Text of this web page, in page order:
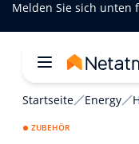
Melden Sie sich unten
Startseite Energy
ZUBEHÖR